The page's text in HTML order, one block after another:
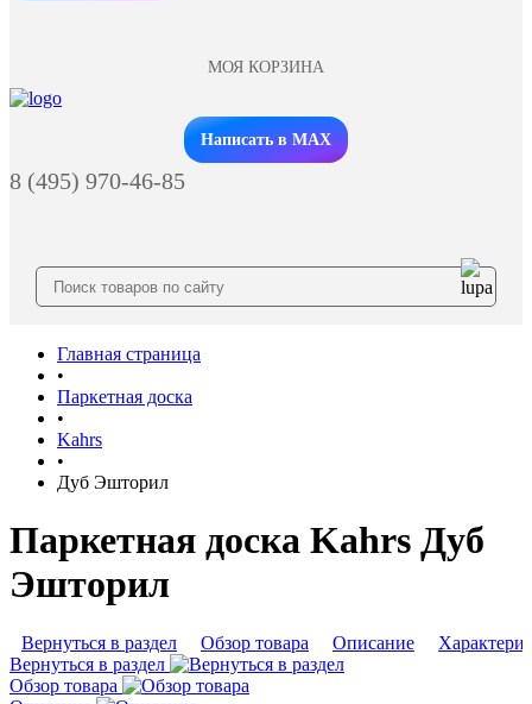
МОЯ КОРЗИНА
Заказать звонок
Написать в MAX
8 (495) 970-46-85
Главная страница
•
Паркетная доска
•
Kahrs
•
Дуб Эшторил
Паркетная доска Kahrs Дуб
Эшторил
Вернуться в раздел Обзор товара Описание
Вернуться в раздел
Обзор товара